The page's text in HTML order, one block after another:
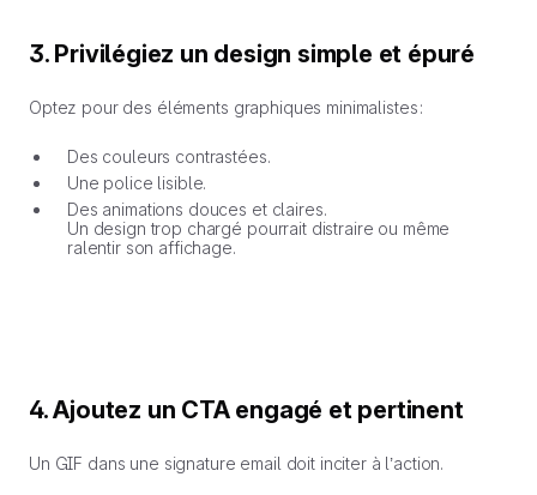
3. Privilégiez un design simple et épuré
Optez pour des éléments graphiques minimalistes :
Des couleurs contrastées.
Une police lisible.
Des animations douces et claires.
Un design trop chargé pourrait distraire ou même
ralentir son affichage.
4. Ajoutez un CTA engagé et pertinent
Un GIF dans une signature email doit inciter à l’action.